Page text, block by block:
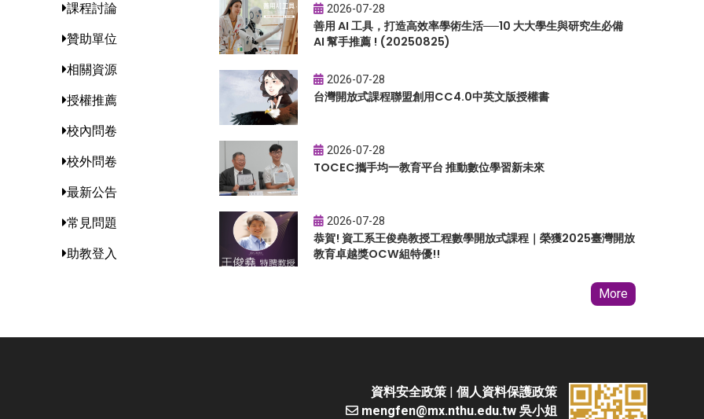
課程討論
贊助單位
相關資源
授權推薦
校內問卷
校外問卷
最新公告
常見問題
助教登入
2026-07-28
善用 AI 工具，打造高效率學術生活──10 大大學生與研究生必備
AI 幫手推薦 ! (20250825)
2026-07-28
台灣開放式課程聯盟創用CC4.0中英文版授權書
2026-07-28
TOCEC攜手均一教育平台 推動數位學習新未來
2026-07-28
恭賀! 資工系王俊堯教授工程數學開放式課程｜榮獲2025臺灣開放
教育卓越獎OCW組特優!!
More
資料安全政策 | 個人資料保護政策
mengfen@mx.nthu.edu.tw 吳小姐